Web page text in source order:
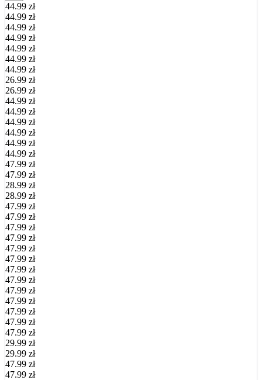
44.99 zł
44.99 zł
44.99 zł
44.99 zł
44.99 zł
44.99 zł
44.99 zł
26.99 zł
26.99 zł
44.99 zł
44.99 zł
44.99 zł
44.99 zł
44.99 zł
44.99 zł
47.99 zł
47.99 zł
28.99 zł
28.99 zł
47.99 zł
47.99 zł
47.99 zł
47.99 zł
47.99 zł
47.99 zł
47.99 zł
47.99 zł
47.99 zł
47.99 zł
47.99 zł
47.99 zł
47.99 zł
29.99 zł
29.99 zł
47.99 zł
47.99 zł